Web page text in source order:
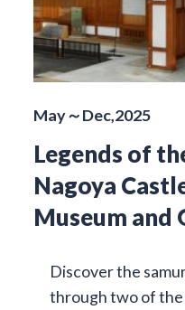
May～Dec,2025
Legends of
Nagoya
Museum and
Discover the
through two of the